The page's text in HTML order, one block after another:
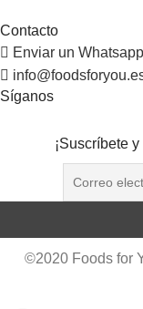
Contacto
Enviar un Whatsapp
Síganos
¡Suscríbete
©2020 Foods for